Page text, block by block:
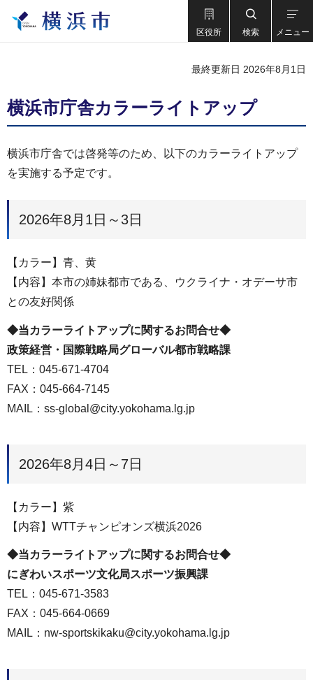
区役所 検索 メニュー
最終更新日 2026年8月1日
横浜市庁舎カラーライトアップ
横浜市庁舎では啓発等のため、以下のカラーライトアップ
を実施する予定です。
2026年8月1日～3日
【カラー】青、黄
【内容】本市の姉妹都市である、ウクライナ・オデーサ市
との友好関係
◆当カラーライトアップに関するお問合せ◆
政策経営・国際戦略局グローバル都市戦略課
TEL：045-671-4704
FAX：045-664-7145
MAIL：ss-global@city.yokohama.lg.jp
2026年8月4日～7日
【カラー】紫
【内容】WTTチャンピオンズ横浜2026
◆当カラーライトアップに関するお問合せ◆
にぎわいスポーツ文化局スポーツ振興課
TEL：045-671-3583
FAX：045-664-0669
MAIL：nw-sportskikaku@city.yokohama.lg.jp